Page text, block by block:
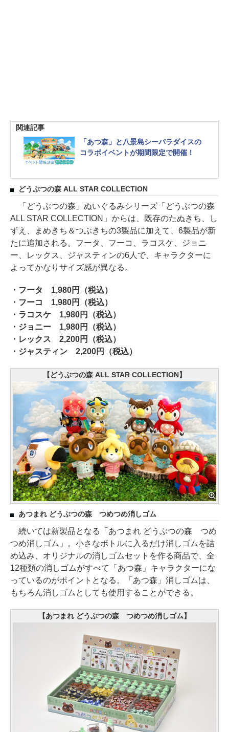
関連記事
「あつ森」と八景島シーパラダイスの
コラボイベントが期間限定で開催！
どうぶつの森 ALL STAR COLLECTION
「どうぶつの森」ぬいぐるみシリーズ「どうぶつの森
ALL STAR COLLECTION」からは、既存のたぬきち、し
ずえ、まめきち＆つぶきちの3製品に加えて、6製品が新
たに追加される。フータ、フーコ、ラコスケ、ジョニ
ー、レックス、ジャスティンの6人で、キャラクターに
よってかなりサイズ感が異なる。
・フータ 1,980円（税込）
・フーコ 1,980円（税込）
・ラコスケ 1,980円（税込）
・ジョニー 1,980円（税込）
・レックス 2,200円（税込）
・ジャスティン 2,200円（税込）
【どうぶつの森 ALL STAR COLLECTION】
あつまれ どうぶつの森 つめつめ消しゴム
続いては新製品となる「あつまれ どうぶつの森 つめ
つめ消しゴム」。小さなボトルに入るだけ消しゴムを詰
め込み、オリジナルの消しゴムセットを作る商品で、全
12種類の消しゴムがすべて「あつ森」キャラクターにな
っているのがポイントとなる。「あつ森」消しゴムは、
もちろん消しゴムとしても使用することができる。
【あつまれ どうぶつの森 つめつめ消しゴム】